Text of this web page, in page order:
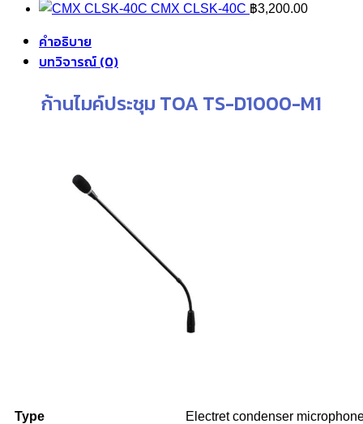
CMX CLSK-40C ฿3,200.00
คำอธิบาย
บทวิจารณ์ (0)
ก้านไมค์ประชุม TOA TS-D1000-M1
Type Electret condenser